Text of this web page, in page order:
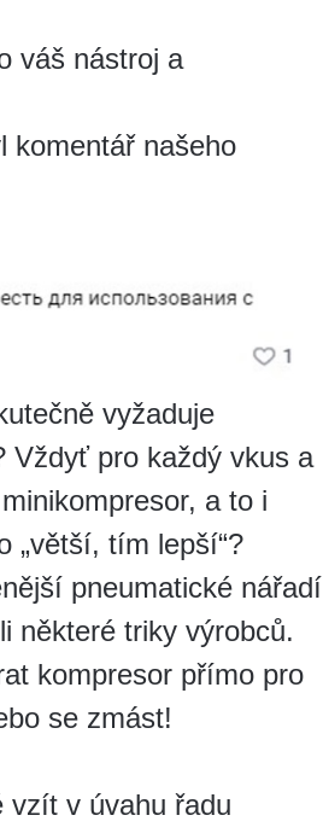
váš nástroj a
komentář našeho
vyžaduje
Vždyť pro každý vkus a
a to i
„větší, tím lepší“?
pneumatické nářadí
některé triky výrobců.
kompresor přímo pro
se zmást!
vzít v úvahu řadu